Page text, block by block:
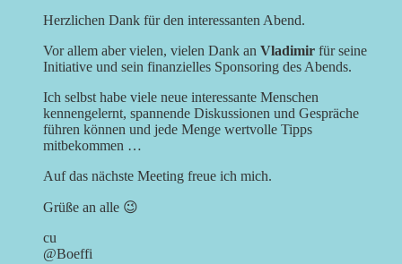
Herzlichen Dank für den interessanten Abend.
Vor allem aber vielen, vielen Dank an Vladimir für seine
Initiative und sein finanzielles Sponsoring des Abends.
Ich selbst habe viele neue interessante Menschen
kennengelernt, spannende Diskussionen und Gespräche
führen können und jede Menge wertvolle Tipps
mitbekommen …
Auf das nächste Meeting freue ich mich.
Grüße an alle 😉
cu
@Boeffi